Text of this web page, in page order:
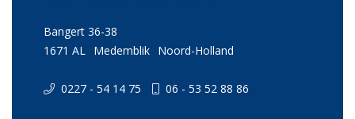
Bangert 36-38
1671 AL Medemblik Noord-Holland
0227 - 54 14 75 06 - 53 52 88 86